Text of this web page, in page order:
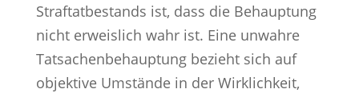
Straftatbestands ist, dass die Behauptung
nicht erweislich wahr ist. Eine unwahre
Tatsachenbehauptung bezieht sich auf
objektive Umstände in der Wirklichkeit,